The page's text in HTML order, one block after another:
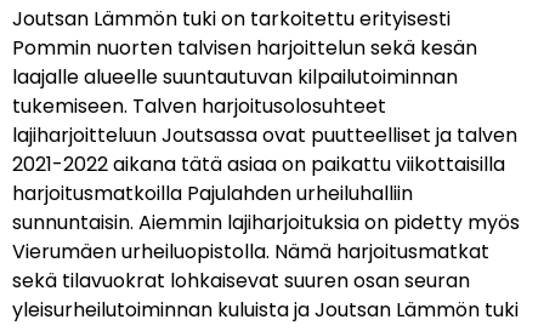
Joutsan Lämmön tuki on tarkoitettu erityisesti
Pommin nuorten talvisen harjoittelun sekä kesän
laajalle alueelle suuntautuvan kilpailutoiminnan
tukemiseen. Talven harjoitusolosuhteet
lajiharjoitteluun Joutsassa ovat puutteelliset ja talven
2021-2022 aikana tätä asiaa on paikattu viikottaisilla
harjoitusmatkoilla Pajulahden urheiluhalliin
sunnuntaisin. Aiemmin lajiharjoituksia on pidetty myös
Vierumäen urheiluopistolla. Nämä harjoitusmatkat
sekä tilavuokrat lohkaisevat suuren osan seuran
yleisurheilutoiminnan kuluista ja Joutsan Lämmön tuki